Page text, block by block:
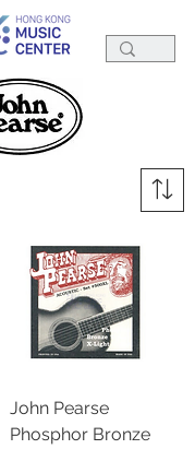
John Pearse
Phosphor Bronze